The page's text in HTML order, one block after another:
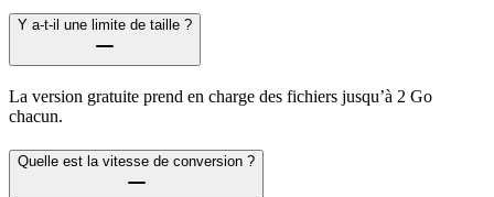
Y a-t-il une limite de taille ?
La version gratuite prend en charge des fichiers jusqu’à 2 Go
chacun.
Quelle est la vitesse de conversion ?